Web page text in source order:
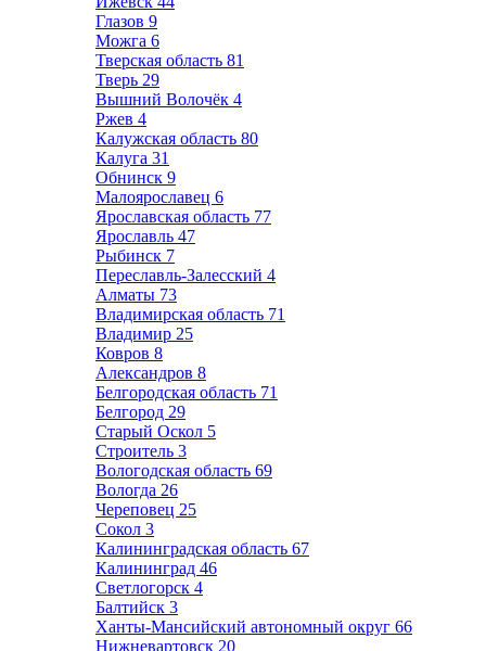
Глазов 9
Можга 6
Тверская область 81
Тверь 29
Вышний Волочёк 4
Ржев 4
Калужская область 80
Калуга 31
Обнинск 9
Малоярославец 6
Ярославская область 77
Ярославль 47
Рыбинск 7
Переславль-Залесский 4
Алматы 73
Владимирская область 71
Владимир 25
Ковров 8
Александров 8
Белгородская область 71
Белгород 29
Старый Оскол 5
Строитель 3
Вологодская область 69
Вологда 26
Череповец 25
Сокол 3
Калининградская область 67
Калининград 46
Светлогорск 4
Балтийск 3
Ханты-Мансийский автономный округ 66
Нижневартовск 20